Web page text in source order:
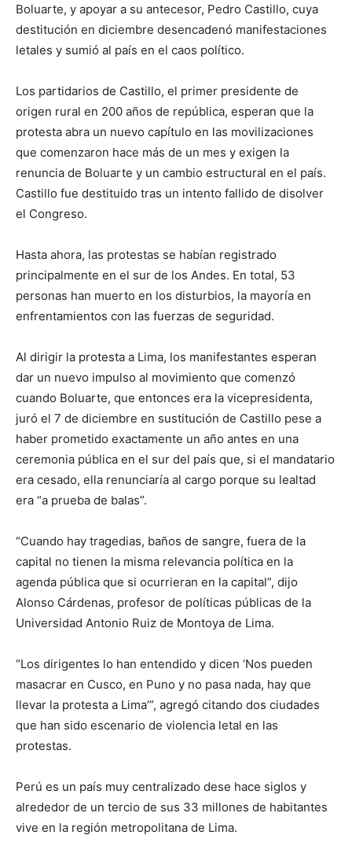
Boluarte, y apoyar a su antecesor, Pedro Castillo, cuya
destitución en diciembre desencadenó manifestaciones
letales y sumió al país en el caos político.
Los partidarios de Castillo, el primer presidente de
origen rural en 200 años de república, esperan que la
protesta abra un nuevo capítulo en las movilizaciones
que comenzaron hace más de un mes y exigen la
renuncia de Boluarte y un cambio estructural en el país.
Castillo fue destituido tras un intento fallido de disolver
el Congreso.
Hasta ahora, las protestas se habían registrado
principalmente en el sur de los Andes. En total, 53
personas han muerto en los disturbios, la mayoría en
enfrentamientos con las fuerzas de seguridad.
Al dirigir la protesta a Lima, los manifestantes esperan
dar un nuevo impulso al movimiento que comenzó
cuando Boluarte, que entonces era la vicepresidenta,
juró el 7 de diciembre en sustitución de Castillo pese a
haber prometido exactamente un año antes en una
ceremonia pública en el sur del país que, si el mandatario
era cesado, ella renunciaría al cargo porque su lealtad
era “a prueba de balas”.
“Cuando hay tragedias, baños de sangre, fuera de la
capital no tienen la misma relevancia política en la
agenda pública que si ocurrieran en la capital”, dijo
Alonso Cárdenas, profesor de políticas públicas de la
Universidad Antonio Ruiz de Montoya de Lima.
“Los dirigentes lo han entendido y dicen ‘Nos pueden
masacrar en Cusco, en Puno y no pasa nada, hay que
llevar la protesta a Lima’”, agregó citando dos ciudades
que han sido escenario de violencia letal en las
protestas.
Perú es un país muy centralizado dese hace siglos y
alrededor de un tercio de sus 33 millones de habitantes
vive en la región metropolitana de Lima.